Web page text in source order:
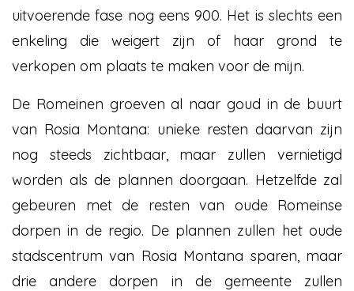
uitvoerende fase nog eens 900. Het is slechts een
enkeling die weigert zijn of haar grond te
verkopen om plaats te maken voor de mijn.
De Romeinen groeven al naar goud in de buurt
van Rosia Montana: unieke resten daarvan zijn
nog steeds zichtbaar, maar zullen vernietigd
worden als de plannen doorgaan. Hetzelfde zal
gebeuren met de resten van oude Romeinse
dorpen in de regio. De plannen zullen het oude
stadscentrum van Rosia Montana sparen, maar
drie andere dorpen in de gemeente zullen